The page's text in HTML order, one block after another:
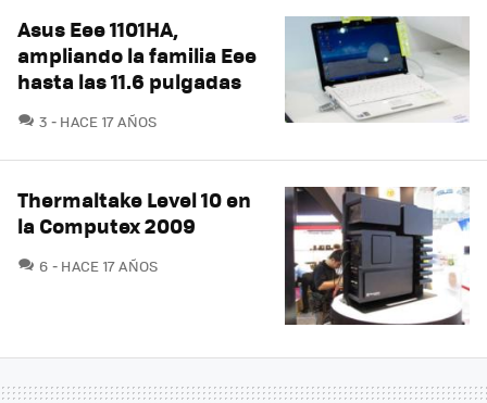
Asus Eee 1101HA,
ampliando la familia Eee
hasta las 11.6 pulgadas
3 COMENTARIOS
HACE 17 AÑOS
Thermaltake Level 10 en
la Computex 2009
6 COMENTARIOS
HACE 17 AÑOS